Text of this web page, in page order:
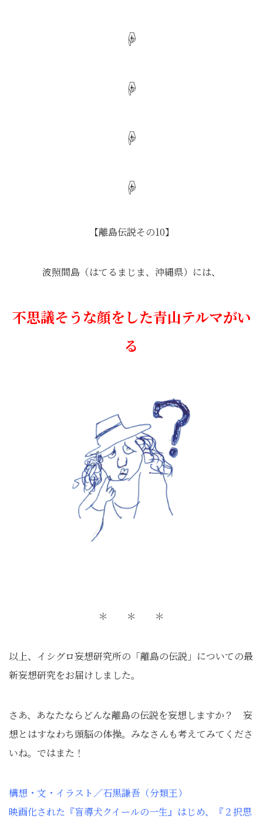
☟
☟
☟
☟
【離島伝説その10】
波照間島（はてるまじま、沖縄県）には、
不思議そうな顔をした青山テルマがい
る
＊ ＊ ＊
以上、イシグロ妄想研究所の「離島の伝説」についての最
新妄想研究をお届けしました。
さあ、あなたならどんな離島の伝説を妄想しますか？ 妄
想とはすなわち頭脳の体操。みなさんも考えてみてくださ
いね。ではまた！
構想・文・イラスト／石黒謙吾（分類王）
映画化された『盲導犬クイールの一生』はじめ、『２択思